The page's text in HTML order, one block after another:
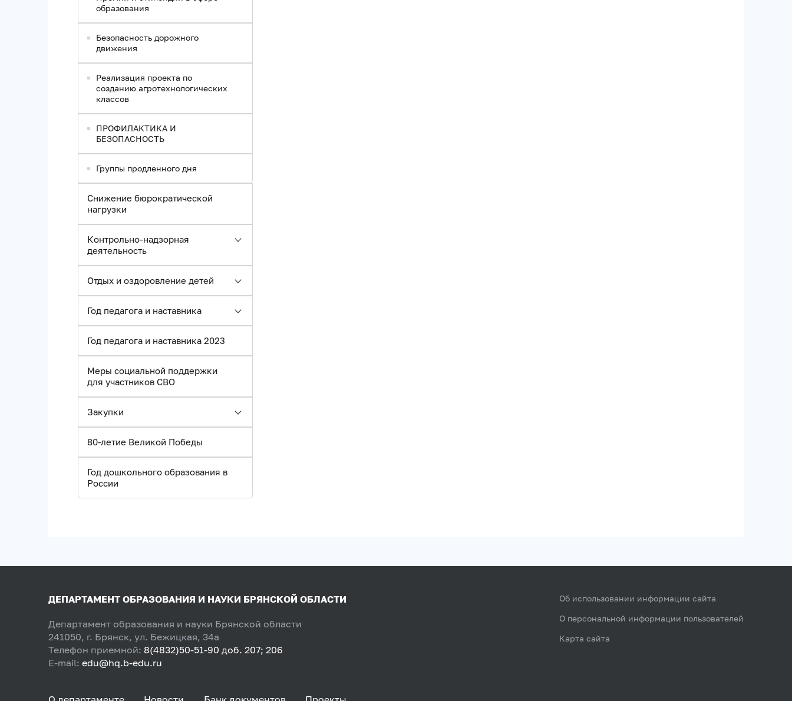
образования
Безопасность дорожного
движения
Реализация проекта по
созданию агротехнологических
классов
ПРОФИЛАКТИКА И
БЕЗОПАСНОСТЬ
Группы продленного дня
Снижение бюрократической
нагрузки
Контрольно-надзорная
деятельность
Отдых и оздоровление детей
Год педагога и наставника
Год педагога и наставника 2023
Меры социальной поддержки
для участников СВО
Закупки
80-летие Великой Победы
Год дошкольного образования в
России
ДЕПАРТАМЕНТ ОБРАЗОВАНИЯ И НАУКИ БРЯНСКОЙ ОБЛАСТИ
Департамент образования и науки Брянской области
241050, г. Брянск, ул. Бежицкая, 34а
Телефон приемной: 8(4832)50-51-90 доб. 207; 206
E-mail: edu@hq.b-edu.ru
Об использовании информации сайта
О персональной информации пользователей
Карта сайта